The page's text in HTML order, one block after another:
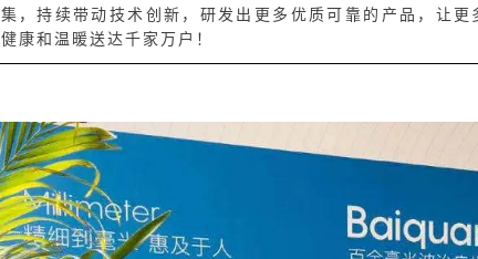
集，持续带动技术创新，研发出更多优质可靠的产品，让
健康和温暖送达千家万户！